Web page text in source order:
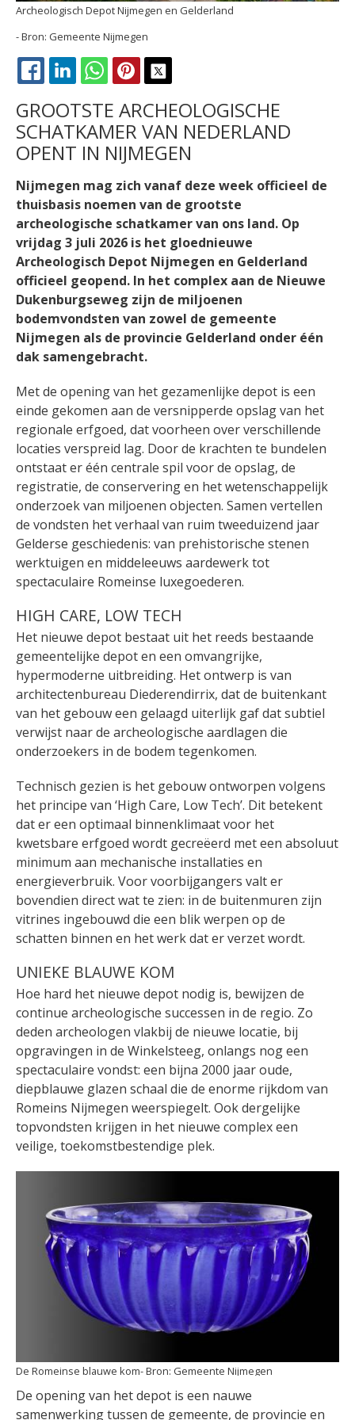
Archeologisch Depot Nijmegen en Gelderland
Gemeente Nijmegen
FACEBOOK
LINKEDINWHATSAPPPINTEREST
GROOTSTE ARCHEOLOGISCHE
SCHATKAMER VAN NEDERLAND
OPENT IN NIJMEGEN
Nijmegen mag zich vanaf deze week officieel de
thuisbasis noemen van de grootste
archeologische schatkamer van ons land. Op
vrijdag 3 juli 2026 is het gloednieuwe
Archeologisch Depot Nijmegen en Gelderland
officieel geopend. In het complex aan de Nieuwe
Dukenburgseweg zijn de miljoenen
bodemvondsten van zowel de gemeente
Nijmegen als de provincie Gelderland onder één
dak samengebracht.
Met de opening van het gezamenlijke depot is een
einde gekomen aan de versnipperde opslag van het
regionale erfgoed, dat voorheen over verschillende
locaties verspreid lag. Door de krachten te bundelen
ontstaat er één centrale spil voor de opslag, de
registratie, de conservering en het wetenschappelijk
onderzoek van miljoenen objecten. Samen vertellen
de vondsten het verhaal van ruim tweeduizend jaar
Gelderse geschiedenis: van prehistorische stenen
werktuigen en middeleeuws aardewerk tot
spectaculaire Romeinse luxegoederen.
HIGH CARE, LOW TECH
Het nieuwe depot bestaat uit het reeds bestaande
gemeentelijke depot en een omvangrijke,
hypermoderne uitbreiding. Het ontwerp is van
architectenbureau Diederendirrix, dat de buitenkant
van het gebouw een gelaagd uiterlijk gaf dat subtiel
verwijst naar de archeologische aardlagen die
onderzoekers in de bodem tegenkomen.
Technisch gezien is het gebouw ontworpen volgens
het principe van ‘High Care, Low Tech’. Dit betekent
dat er een optimaal binnenklimaat voor het
kwetsbare erfgoed wordt gecreëerd met een absoluut
minimum aan mechanische installaties en
energieverbruik. Voor voorbijgangers valt er
bovendien direct wat te zien: in de buitenmuren zijn
vitrines ingebouwd die een blik werpen op de
schatten binnen en het werk dat er verzet wordt.
UNIEKE BLAUWE KOM
Hoe hard het nieuwe depot nodig is, bewijzen de
continue archeologische successen in de regio. Zo
deden archeologen vlakbij de nieuwe locatie, bij
opgravingen in de Winkelsteeg, onlangs nog een
spectaculaire vondst: een bijna 2000 jaar oude,
diepblauwe glazen schaal die de enorme rijkdom van
Romeins Nijmegen weerspiegelt. Ook dergelijke
topvondsten krijgen in het nieuwe complex een
veilige, toekomstbestendige plek.
De Romeinse blauwe kom Gemeente Nijmegen
De opening van het depot is een nauwe
samenwerking tussen de gemeente, de provincie en